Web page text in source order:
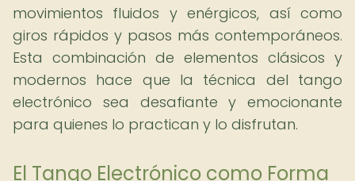
movimientos fluidos y enérgicos, así como
giros rápidos y pasos más contemporáneos.
Esta combinación de elementos clásicos y
modernos hace que la técnica del tango
electrónico sea desafiante y emocionante
para quienes lo practican y lo disfrutan.
El Tango Electrónico como Forma